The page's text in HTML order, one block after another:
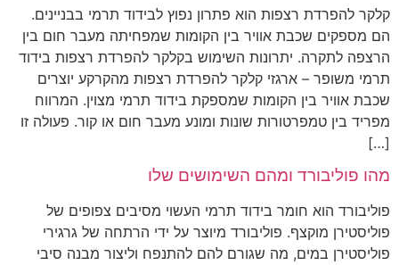
קלקר להפרדת רצפות הוא פתרון נפוץ לבידוד תרמי בבניינים.
הם מספקים שכבת אוויר בין הקומות שמפחיתה מעבר חום בין
הרצפה לתקרה. יתרונות השימוש בקלקר להפרדת רצפות בידוד
תרמי משופר – ארגזי קלקר להפרדת רצפות מהקרקע יוצרים
שכבת אוויר בין הקומות שמספקת בידוד תרמי מצוין. המרווח
מפריד בין טמפרטורות שונות ומונע מעבר חום או קור. פעולה זו
[…]
מהו פוליבורד ומהם השימושים שלו
פוליבורד הוא חומר בידוד תרמי העשוי מסיבים צפופים של
פוליסטירן מוקצף. פוליבורד מיוצר על ידי הרתחה של גרגירי
פוליסטירן במים, מה שגורם להם להתנפח וליצור מבנה סיבי